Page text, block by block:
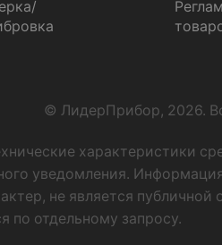
© ЛидерПрибор, 2026.
характеристики
уведомления.
не является
по отдельному запросу.